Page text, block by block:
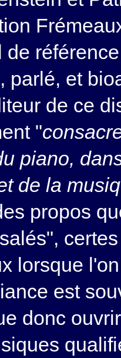
de
parlé, et
de ce
"
piano,
de la
propos
lorsque
est
donc